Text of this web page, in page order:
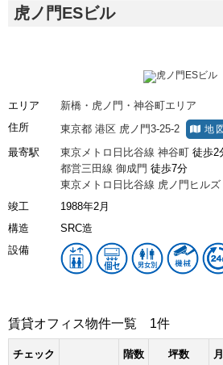
虎ノ門ESビル
エリア
新橋・虎ノ門・神谷町エリア
住所
東京都 港区 虎ノ門3-25-2 地
最寄駅 東京メトロ日比谷線 神谷町 徒歩2
都営三田線 御成門 徒歩7分
東京メトロ日比谷線 虎ノ門ヒルズ
竣工
1988年2月
構造
SRC造
設備
賃貸オフィス物件一覧 1件
チェック 階数 坪数